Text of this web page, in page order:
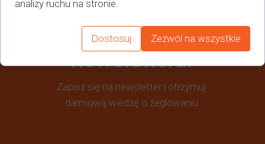
Zapisz się do
newslettera!
Zapisz się na newsletter i otrzymuj
darmową wiedzę o żeglowaniu
analizy ruchu na stronie.
Dostosuj Zezwól na wszystkie